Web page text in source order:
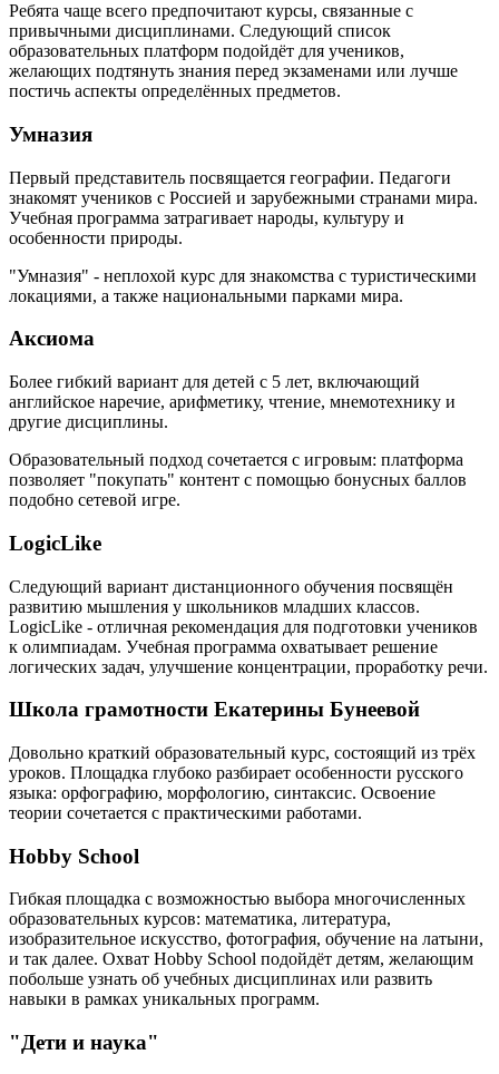
Ребята чаще всего предпочитают курсы, связанные с
привычными дисциплинами. Следующий список
образовательных платформ подойдёт для учеников,
желающих подтянуть знания перед экзаменами или лучше
постичь аспекты определённых предметов.
Умназия
Первый представитель посвящается географии. Педагоги
знакомят учеников с Россией и зарубежными странами мира.
Учебная программа затрагивает народы, культуру и
особенности природы.
"Умназия" - неплохой курс для знакомства с туристическими
локациями, а также национальными парками мира.
Аксиома
Более гибкий вариант для детей с 5 лет, включающий
английское наречие, арифметику, чтение, мнемотехнику и
другие дисциплины.
Образовательный подход сочетается с игровым: платформа
позволяет "покупать" контент с помощью бонусных баллов
подобно сетевой игре.
LogicLike
Следующий вариант дистанционного обучения посвящён
развитию мышления у школьников младших классов.
LogicLike - отличная рекомендация для подготовки учеников
к олимпиадам. Учебная программа охватывает решение
логических задач, улучшение концентрации, проработку речи.
Школа грамотности Екатерины Бунеевой
Довольно краткий образовательный курс, состоящий из трёх
уроков. Площадка глубоко разбирает особенности русского
языка: орфографию, морфологию, синтаксис. Освоение
теории сочетается с практическими работами.
Hobby School
Гибкая площадка с возможностью выбора многочисленных
образовательных курсов: математика, литература,
изобразительное искусство, фотография, обучение на латыни,
и так далее. Охват Hobby School подойдёт детям, желающим
побольше узнать об учебных дисциплинах или развить
навыки в рамках уникальных программ.
"Дети и наука"